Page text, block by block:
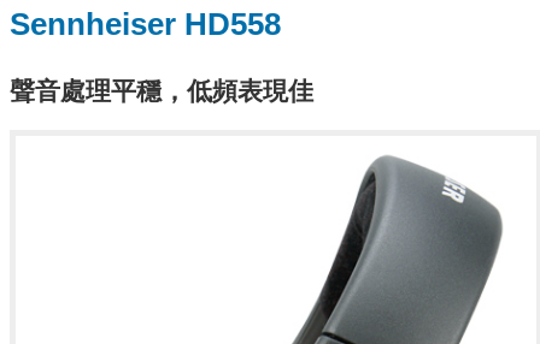
Sennheiser HD558
聲音處理平穩，低頻表現佳